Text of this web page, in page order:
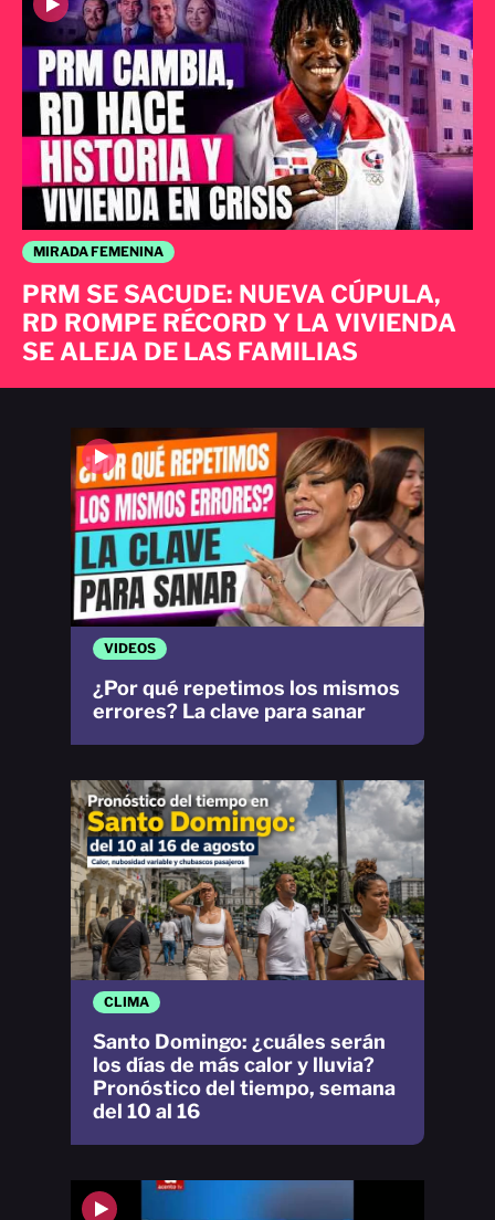
MIRADA FEMENINA
PRM SE SACUDE: NUEVA CÚPULA,
RD ROMPE RÉCORD Y LA VIVIENDA
SE ALEJA DE LAS FAMILIAS
CLIMA
Santo Domingo: ¿cuáles serán
los días de más calor y lluvia?
Pronóstico del tiempo, semana
del 10 al 16
VIDEOS
¿Por qué repetimos los mismos
errores? La clave para sanar